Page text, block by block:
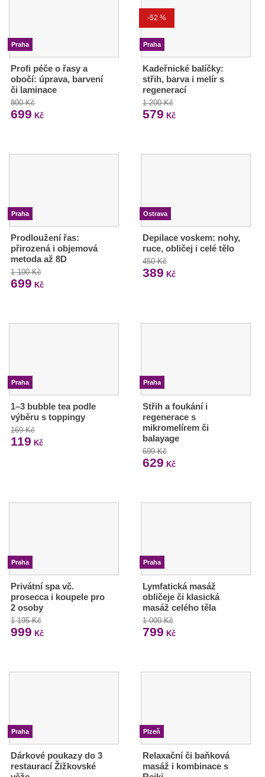
Praha
Profi péče o řasy a
obočí: úprava, barvení
či laminace
800 Kč
699 Kč
-52 %
Praha
Kadeřnické balíčky:
střih, barva i melír s
regenerací
1 200 Kč
579 Kč
Praha
Prodloužení řas:
přirozená i objemová
metoda až 8D
1 100 Kč
699 Kč
Ostrava
Depilace voskem: nohy,
ruce, obličej i celé tělo
450 Kč
389 Kč
Praha
1–3 bubble tea podle
výběru s toppingy
169 Kč
119 Kč
Praha
Střih a foukání i
regenerace s
mikromelírem či
balayage
699 Kč
629 Kč
Praha
Privátní spa vč.
prosecca i koupele pro
2 osoby
1 195 Kč
999 Kč
Praha
Lymfatická masáž
obličeje či klasická
masáž celého těla
1 000 Kč
799 Kč
Praha
Dárkové poukazy do 3
restaurací Žižkovské
Plzeň
Relaxační či baňková
masáž i kombinace s